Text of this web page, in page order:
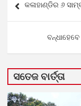
navigation
କଳାହାଣ୍ଡିର ୬
ସତେଜ ବାର୍ତ୍ତା